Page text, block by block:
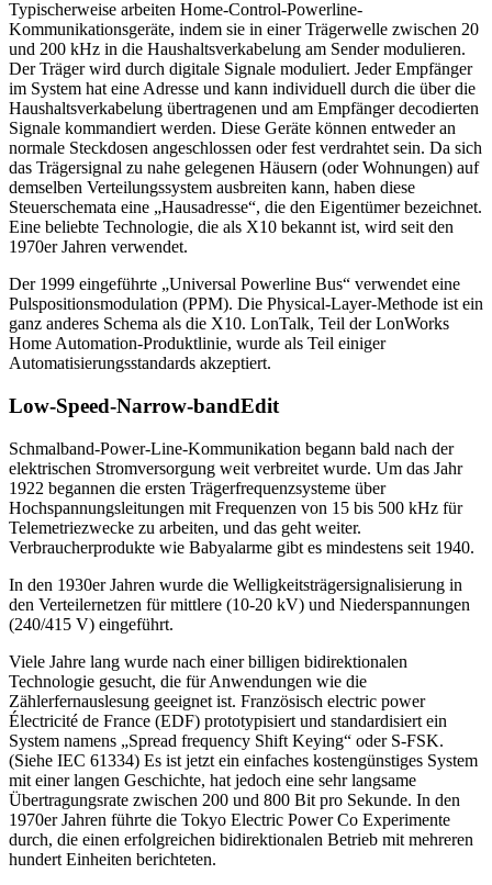
Typischerweise arbeiten Home-Control-Powerline-
Kommunikationsgeräte, indem sie in einer Trägerwelle zwischen 20
und 200 kHz in die Haushaltsverkabelung am Sender modulieren.
Der Träger wird durch digitale Signale moduliert. Jeder Empfänger
im System hat eine Adresse und kann individuell durch die über die
Haushaltsverkabelung übertragenen und am Empfänger decodierten
Signale kommandiert werden. Diese Geräte können entweder an
normale Steckdosen angeschlossen oder fest verdrahtet sein. Da sich
das Trägersignal zu nahe gelegenen Häusern (oder Wohnungen) auf
demselben Verteilungssystem ausbreiten kann, haben diese
Steuerschemata eine „Hausadresse“, die den Eigentümer bezeichnet.
Eine beliebte Technologie, die als X10 bekannt ist, wird seit den
1970er Jahren verwendet.
Der 1999 eingeführte „Universal Powerline Bus“ verwendet eine
Pulspositionsmodulation (PPM). Die Physical-Layer-Methode ist ein
ganz anderes Schema als die X10. LonTalk, Teil der LonWorks
Home Automation-Produktlinie, wurde als Teil einiger
Automatisierungsstandards akzeptiert.
Low-Speed-Narrow-bandEdit
Schmalband-Power-Line-Kommunikation begann bald nach der
elektrischen Stromversorgung weit verbreitet wurde. Um das Jahr
1922 begannen die ersten Trägerfrequenzsysteme über
Hochspannungsleitungen mit Frequenzen von 15 bis 500 kHz für
Telemetriezwecke zu arbeiten, und das geht weiter.
Verbraucherprodukte wie Babyalarme gibt es mindestens seit 1940.
In den 1930er Jahren wurde die Welligkeitsträgersignalisierung in
den Verteilernetzen für mittlere (10-20 kV) und Niederspannungen
(240/415 V) eingeführt.
Viele Jahre lang wurde nach einer billigen bidirektionalen
Technologie gesucht, die für Anwendungen wie die
Zählerfernauslesung geeignet ist. Französisch electric power
Électricité de France (EDF) prototypisiert und standardisiert ein
System namens „Spread frequency Shift Keying“ oder S-FSK.
(Siehe IEC 61334) Es ist jetzt ein einfaches kostengünstiges System
mit einer langen Geschichte, hat jedoch eine sehr langsame
Übertragungsrate zwischen 200 und 800 Bit pro Sekunde. In den
1970er Jahren führte die Tokyo Electric Power Co Experimente
durch, die einen erfolgreichen bidirektionalen Betrieb mit mehreren
hundert Einheiten berichteten.